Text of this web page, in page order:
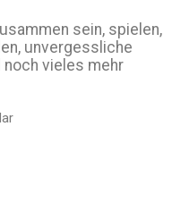
sein, spielen,
unvergessliche
noch vieles mehr